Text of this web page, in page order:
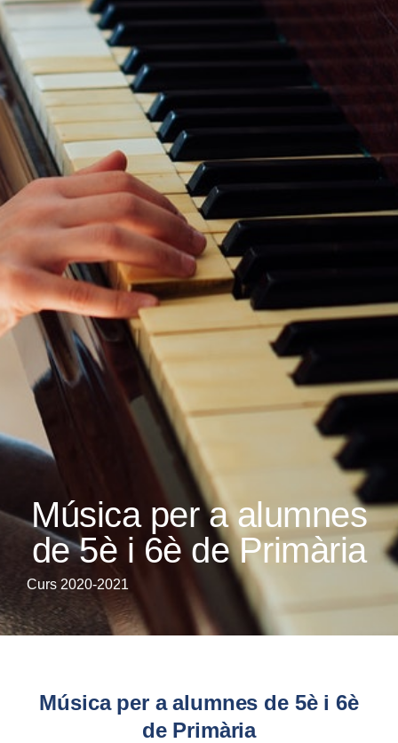
Música per a alumnes
de 5è i 6è de Primària
Curs 2020-2021
Música per a alumnes de 5è i 6è
de Primària